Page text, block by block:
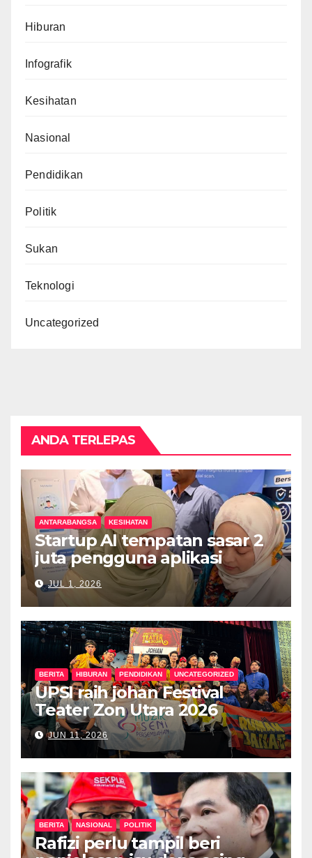
Hiburan
Infografik
Kesihatan
Nasional
Pendidikan
Politik
Sukan
Teknologi
Uncategorized
ANDA TERLEPAS
ANTARABANGSA KESIHATAN
Startup AI tempatan sasar 2
juta pengguna aplikasi
kesihatan digital MyMedix
dalam tempoh setahun
JUL 1, 2026
BERITA HIBURAN PENDIDIKAN UNCATEGORIZED
UPSI raih johan Festival
Teater Zon Utara 2026
JUN 11, 2026
BERITA NASIONAL POLITIK
Rafizi perlu tampil beri